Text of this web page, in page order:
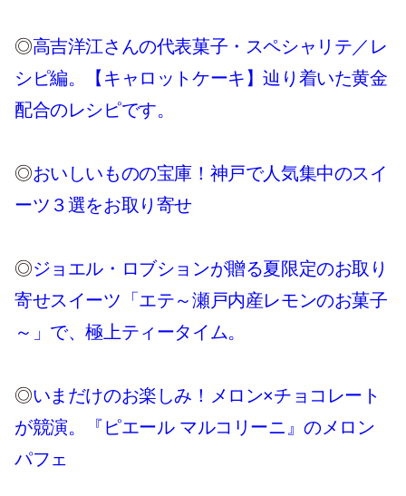
◎高吉洋江さんの代表菓子・スペシャリテ／レ
シピ編。【キャロットケーキ】辿り着いた黄金
配合のレシピです。
◎おいしいものの宝庫！神戸で人気集中のスイ
ーツ３選をお取り寄せ
◎ジョエル・ロブションが贈る夏限定のお取り
寄せスイーツ「エテ～瀬戸内産レモンのお菓子
～」で、極上ティータイム。
◎いまだけのお楽しみ！メロン×チョコレート
が競演。『ピエール マルコリーニ』のメロン
パフェ